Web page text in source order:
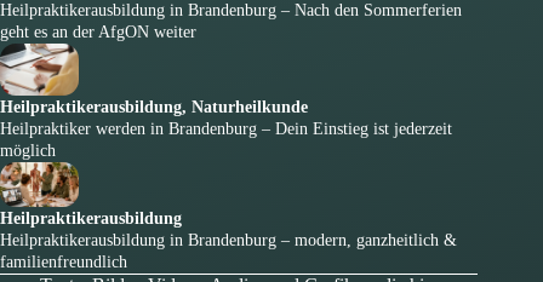
Heilpraktikerausbildung in Brandenburg – Nach den Sommerferien
geht es an der AfgON weiter
Heilpraktikerausbildung, Naturheilkunde
Heilpraktiker werden in Brandenburg – Dein Einstieg ist jederzeit
möglich
Heilpraktikerausbildung
Heilpraktikerausbildung in Brandenburg – modern, ganzheitlich &
familienfreundlich